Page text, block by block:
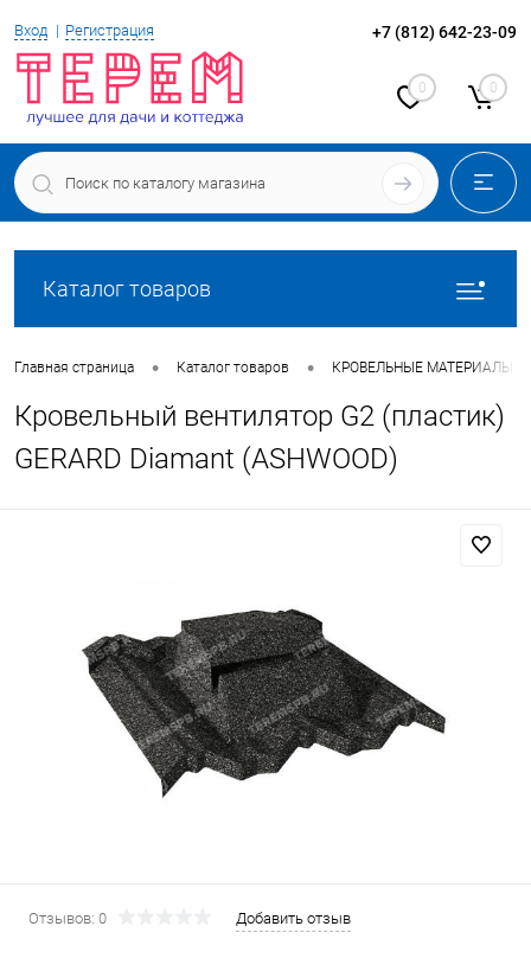
Вход Регистрация +7 (812) 642-23-09
0 0
Каталог товаров
Главная страница • Каталог товаров • КРОВЕЛЬНЫЕ МАТЕРИАЛЫ
Кровельный вентилятор G2 (пластик)
GERARD Diamant (ASHWOOD)
Отзывов: 0 Добавить отзыв